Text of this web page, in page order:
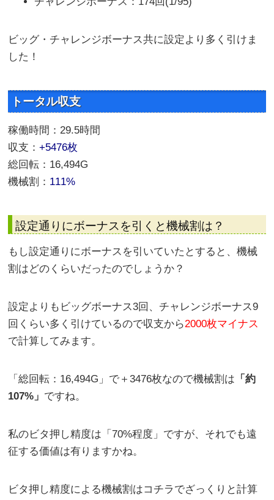
ビッグ・チャレンジボーナス共に設定より多く引けま
した！
トータル収支
稼働時間：29.5時間
収支：+5476枚
総回転：16,494G
機械割： 111%
設定通りにボーナスを引くと機械割は？
もし設定通りにボーナスを引いていたとすると、機械
割はどのくらいだったのでしょうか？
設定よりもビッグボーナス3回、チャレンジボーナス9
回くらい多く引けているので収支から2000枚マイナス
で計算してみます。
「総回転：16,494G」で＋3476枚なので機械割は 「約
107%」 ですね。
私のビタ押し精度は「70%程度」ですが、それでも遠
征する価値は有りますかね。
ビタ押し精度による機械割はコチラでざっくりと計算